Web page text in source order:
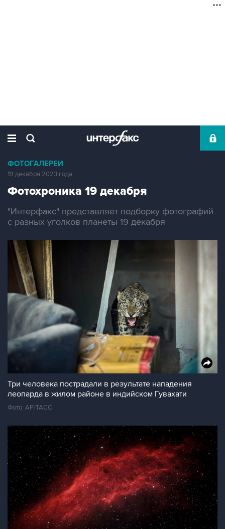
ФОТОГАЛЕРЕИ
19 декабря 2023 года
Фотохроника 19 декабря
"Интерфакс" представляет подборку фотографий
с разных уголков планеты 19 декабря
Три человека пострадали в результате нападения
леопарда в жилом районе в индийском Гувахати
Фото: АР/ТАСС